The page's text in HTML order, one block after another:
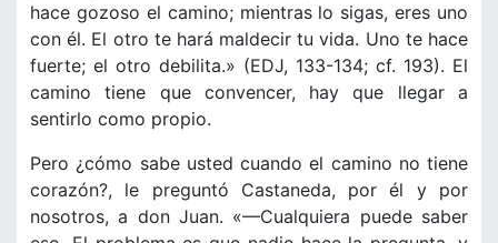
hace gozoso el camino; mientras lo sigas, eres uno
con él. El otro te hará maldecir tu vida. Uno te hace
fuerte; el otro debilita.» (EDJ, 133-134; cf. 193). El
camino tiene que convencer, hay que llegar a
sentirlo como propio.
Pero ¿cómo sabe usted cuando el camino no tiene
corazón?, le preguntó Castaneda, por él y por
nosotros, a don Juan. «—Cualquiera puede saber